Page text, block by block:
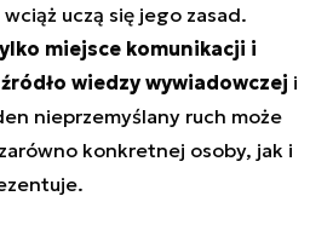
uczą się jego zasad.
miejsce komunikacji i
wiedzy wywiadowczej i
nieprzemyślany ruch może
konkretnej osoby, jak i